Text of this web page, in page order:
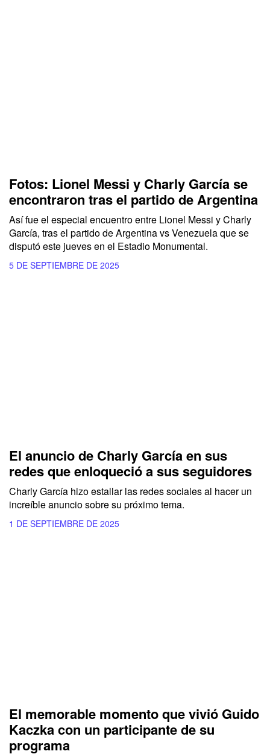
Fotos: Lionel Messi y Charly García se
encontraron tras el partido de Argentina
Así fue el especial encuentro entre Lionel Messi y Charly
García, tras el partido de Argentina vs Venezuela que se
disputó este jueves en el Estadio Monumental.
5 DE SEPTIEMBRE DE 2025
El anuncio de Charly García en sus
redes que enloqueció a sus seguidores
Charly García hizo estallar las redes sociales al hacer un
increíble anuncio sobre su próximo tema.
1 DE SEPTIEMBRE DE 2025
El memorable momento que vivió Guido
Kaczka con un participante de su
programa